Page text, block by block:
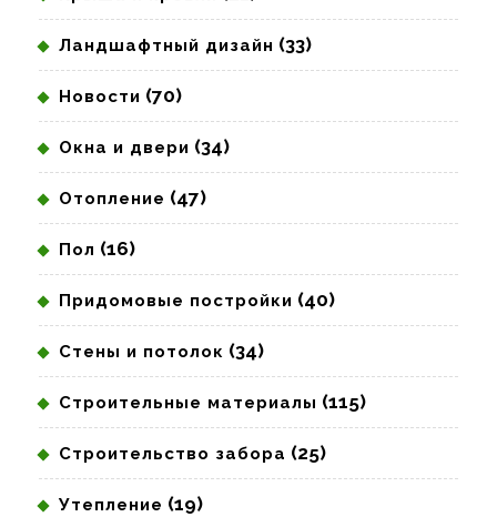
Ландшафтный дизайн (33)
Новости (70)
Окна и двери (34)
Отопление (47)
Пол (16)
Придомовые постройки (40)
Стены и потолок (34)
Строительные материалы (115)
Строительство забора (25)
Утепление (19)